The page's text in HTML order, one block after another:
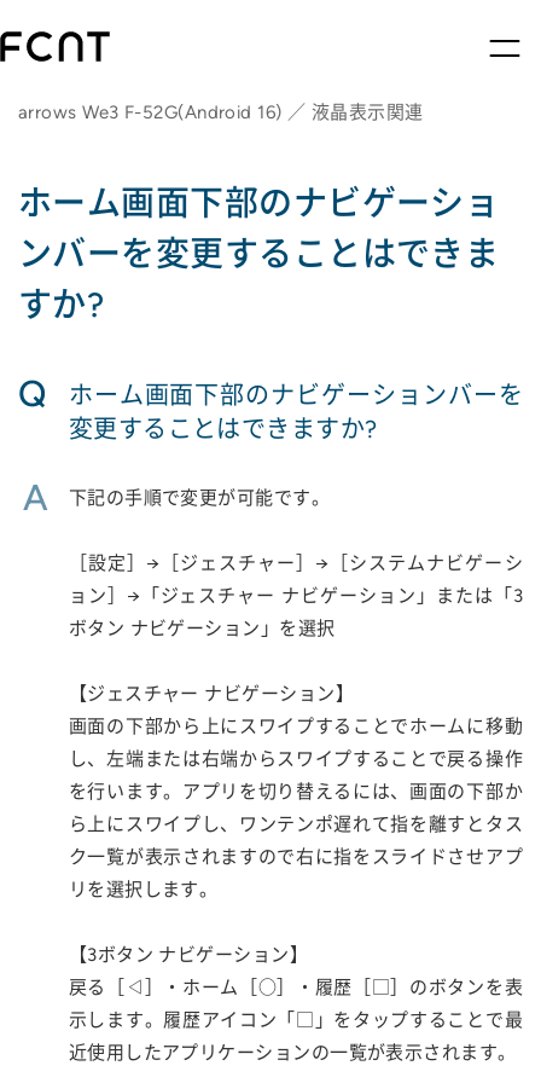
arrows We3 F-52G(Android 16) ／ 液晶表示関連
ホーム画面下部のナビゲーショ
ンバーを変更することはできま
すか?
Q
ホーム画面下部のナビゲーションバーを
変更することはできますか?
A 下記の手順で変更が可能です。
［設定］→［ジェスチャー］→［システムナビゲーシ
ョン］→「ジェスチャー ナビゲーション」または「3
ボタン ナビゲーション」を選択
【ジェスチャー ナビゲーション】
画面の下部から上にスワイプすることでホームに移動
し、左端または右端からスワイプすることで戻る操作
を行います。アプリを切り替えるには、画面の下部か
ら上にスワイプし、ワンテンポ遅れて指を離すとタス
ク一覧が表示されますので右に指をスライドさせアプ
リを選択します。
【3ボタン ナビゲーション】
戻る［◁］・ホーム［○］・履歴［□］のボタンを表
示します。履歴アイコン「□」をタップすることで最
近使用したアプリケーションの一覧が表示されます。